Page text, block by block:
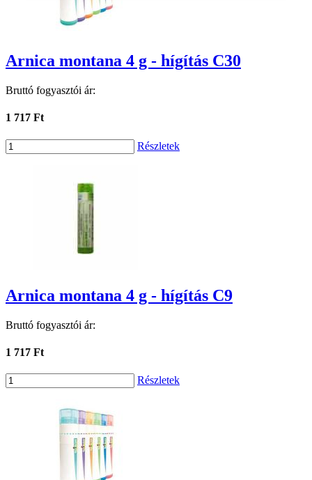
Arnica montana 4 g - hígítás C30
Bruttó fogyasztói ár:
1 717 Ft
Részletek
Arnica montana 4 g - hígítás C9
Bruttó fogyasztói ár:
1 717 Ft
Részletek